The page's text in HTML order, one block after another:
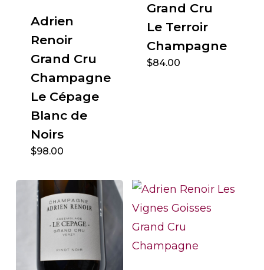
Adrien
Renoir
Grand Cru
Champagne
Le Cépage
Blanc de
Noirs
$98.00
Grand Cru
Le Terroir
Champagne
$84.00